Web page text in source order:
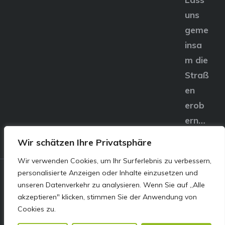
Wir schätzen Ihre Privatsphäre
Wir verwenden Cookies, um Ihr Surferlebnis zu verbessern,
personalisierte Anzeigen oder Inhalte einzusetzen und
unseren Datenverkehr zu analysieren. Wenn Sie auf „Alle
akzeptieren" klicken, stimmen Sie der Anwendung von
Cookies zu.
uns
geme
insa
m die
Straß
en
erob
ern…
© E&S Motors GmbH,
Linzer Straße 83 4240
Freistadt